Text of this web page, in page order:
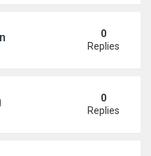
lại chồng cũ
0
Replies
bên bạn trai kém 6 tuổi
0
Replies